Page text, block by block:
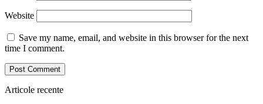
Website
Save my name, email, and website in this browser for the next
time I comment.
Articole recente